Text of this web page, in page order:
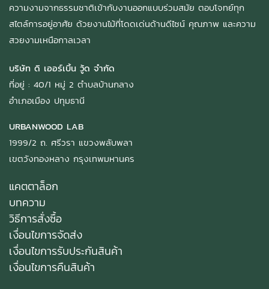
ความงามจากธรรมชาติเข้ากับงานออกแบบร่วมสมัย ตอบโจทย์ทุก
สไตล์การอยู่อาศัย ด้วยงานไม้ที่โดดเด่นด้านดีไซน์ คุณภาพ และความ
สวยงามเหนือกาลเวลา
บริษัท ดิ เออร์เบิ้น วู้ด จำกัด
ที่อยู่ : 40/1 หมู่ 2 ตำบลบ้านกลาง
อำเภอเมือง ปทุมธานี
URBANWOOD LAB
1999/2 ถ. ศรีวรา แขวงพลับพลา
เขตวังทองหลาง กรุงเทพมหานคร
แคตตาล็อก
บทความ
วิธีการสั่งซื้อ
เงื่อนไขการจัดส่ง
เงื่อนไขการรับประกันสินค้า
เงื่อนไขการคืนสินค้า